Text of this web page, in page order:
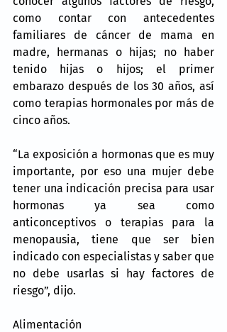
como contar con antecedentes
familiares de cáncer de mama en
madre, hermanas o hijas; no haber
tenido hijas o hijos; el primer
embarazo después de los 30 años, así
como terapias hormonales por más de
cinco años.
“La exposición a hormonas que es muy
importante, por eso una mujer debe
tener una indicación precisa para usar
hormonas ya sea como
anticonceptivos o terapias para la
menopausia, tiene que ser bien
indicado con especialistas y saber que
no debe usarlas si hay factores de
riesgo”, dijo.
Alimentación